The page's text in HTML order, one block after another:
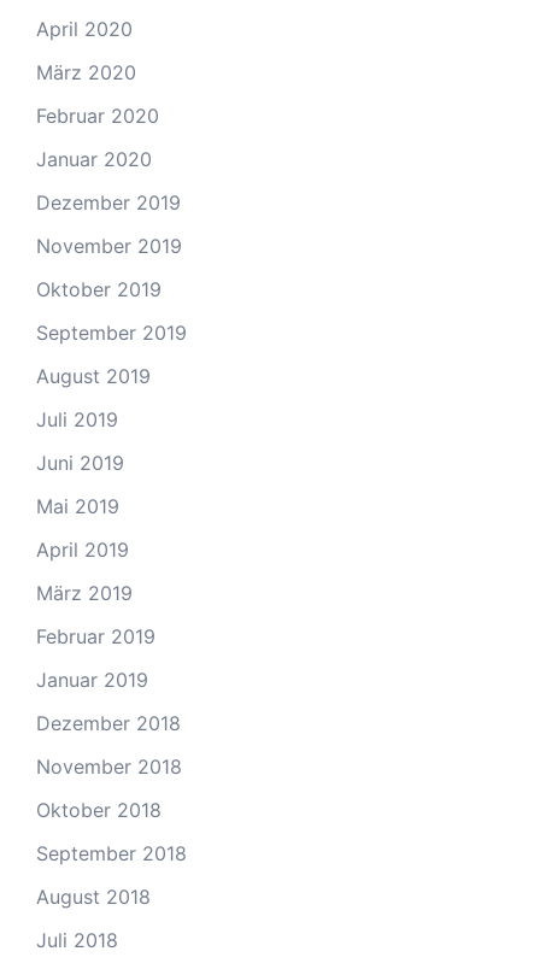
April 2020
März 2020
Februar 2020
Januar 2020
Dezember 2019
November 2019
Oktober 2019
September 2019
August 2019
Juli 2019
Juni 2019
Mai 2019
April 2019
März 2019
Februar 2019
Januar 2019
Dezember 2018
November 2018
Oktober 2018
September 2018
August 2018
Juli 2018